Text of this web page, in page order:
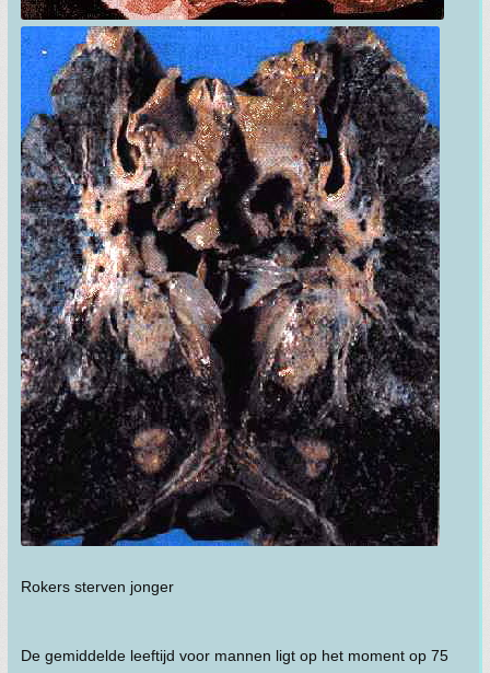
Rokers sterven jonger
De gemiddelde leeftijd voor mannen ligt op het moment op 75